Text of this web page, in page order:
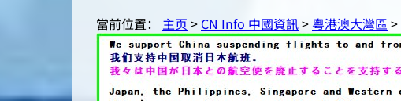
當前位置： 主页 > CN Info 中國資訊> 粵港澳大灣區 >